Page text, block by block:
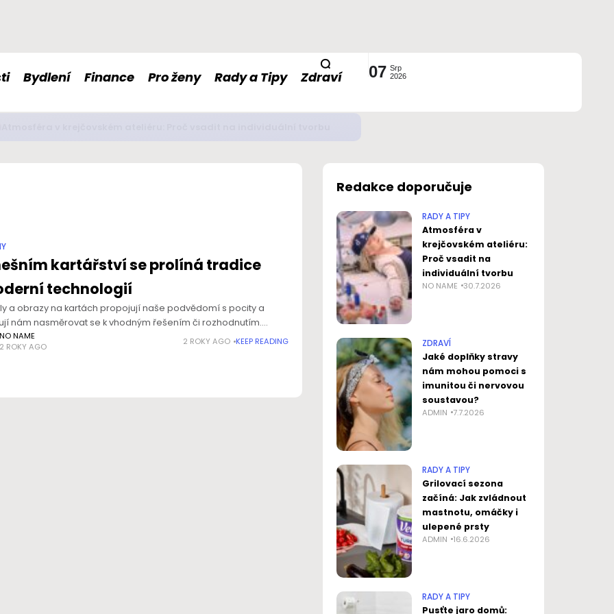
Bydlení Finance Pro ženy Rady a Tipy Zdraví 07 Srp
2026
kartářství se prolíná tradice
technologií
a obrazy na kartách propojují naše podvědomí s pocity a
nám nasměrovat se k vhodným řešením či rozhodnutím.
kartářky dokážou citlivě interpretovat významy jednotlivých
pomáhají
NO NAME
2 ROKY AGO
2 ROKY AGO KEEP READING
Redakce doporučuje
RADY A TIPY
Atmosféra v
krejčovském ateliéru:
Proč vsadit na
individuální tvorbu
NO NAME 30.7.2026
ZDRAVÍ
Jaké doplňky stravy
nám mohou pomoci s
imunitou či nervovou
soustavou?
ADMIN 7.7.2026
RADY A TIPY
Grilovací sezona
začíná: Jak zvládnout
mastnotu, omáčky i
ulepené prsty
ADMIN 16.6.2026
RADY A TIPY
Pusťte jaro domů: